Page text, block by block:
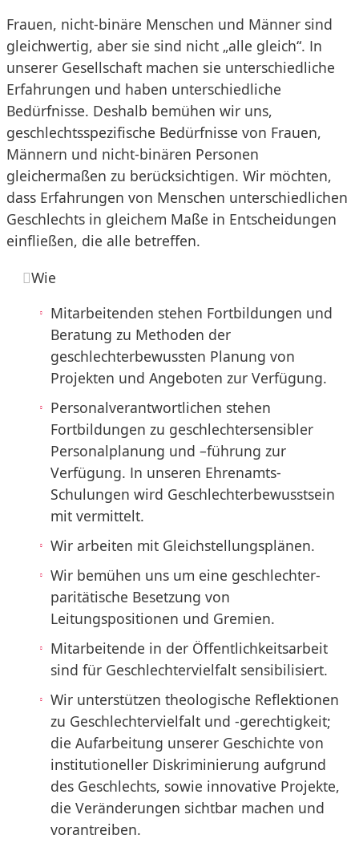
Frauen, nicht-binäre Menschen und Männer sind
gleichwertig, aber sie sind nicht „alle gleich“. In
unserer Gesellschaft machen sie unterschiedliche
Erfahrungen und haben unterschiedliche
Bedürfnisse. Deshalb bemühen wir uns,
geschlechtsspezifische Bedürfnisse von Frauen,
Männern und nicht-binären Personen
gleichermaßen zu berücksichtigen. Wir möchten,
dass Erfahrungen von Menschen unterschiedlichen
Geschlechts in gleichem Maße in Entscheidungen
einfließen, die alle betreffen.
Wie
Mitarbeitenden stehen Fortbildungen und
Beratung zu Methoden der
geschlechterbewussten Planung von
Projekten und Angeboten zur Verfügung.
Personalverantwortlichen stehen
Fortbildungen zu geschlechtersensibler
Personalplanung und –führung zur
Verfügung. In unseren Ehrenamts-
Schulungen wird Geschlechterbewusstsein
mit vermittelt.
Wir arbeiten mit Gleichstellungsplänen.
Wir bemühen uns um eine geschlechter-
paritätische Besetzung von
Leitungspositionen und Gremien.
Mitarbeitende in der Öffentlichkeitsarbeit
sind für Geschlechtervielfalt sensibilisiert.
Wir unterstützen theologische Reflektionen
zu Geschlechtervielfalt und -gerechtigkeit;
die Aufarbeitung unserer Geschichte von
institutioneller Diskriminierung aufgrund
des Geschlechts, sowie innovative Projekte,
die Veränderungen sichtbar machen und
vorantreiben.